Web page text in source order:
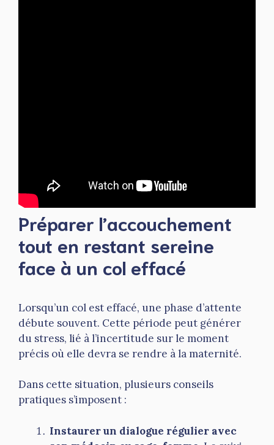
Préparer l’accouchement
tout en restant sereine
face à un col effacé
Lorsqu’un col est effacé, une phase d’attente
débute souvent. Cette période peut générer
du stress, lié à l’incertitude sur le moment
précis où elle devra se rendre à la maternité.
Dans cette situation, plusieurs conseils
pratiques s’imposent :
Instaurer un dialogue régulier avec